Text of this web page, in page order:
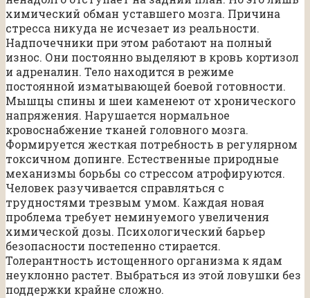
химический обман уставшего мозга. Причина
стресса никуда не исчезает из реальности.
Надпочечники при этом работают на полный
износ. Они постоянно выделяют в кровь кортизол
и адреналин. Тело находится в режиме
постоянной изматывающей боевой готовности.
Мышцы спины и шеи каменеют от хронического
напряжения. Нарушается нормальное
кровоснабжение тканей головного мозга.
Формируется жесткая потребность в регулярном
токсичном допинге. Естественные природные
механизмы борьбы со стрессом атрофируются.
Человек разучивается справляться с
трудностями трезвым умом. Каждая новая
проблема требует неминуемого увеличения
химической дозы. Психологический барьер
безопасности постепенно стирается.
Толерантность истощенного организма к ядам
неуклонно растет. Выбраться из этой ловушки без
поддержки крайне сложно.